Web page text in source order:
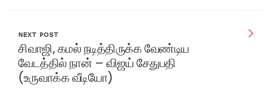
NEXT POST
சிவாஜி, கமல் நடித்திருக்க வேண்டிய
வேடத்தில் நான் – விஜய் சேதுபதி
(உருவாக்க வீடியோ)